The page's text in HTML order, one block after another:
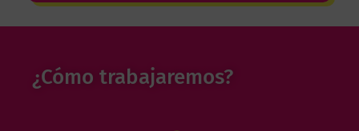
¿Cómo trabajaremos?